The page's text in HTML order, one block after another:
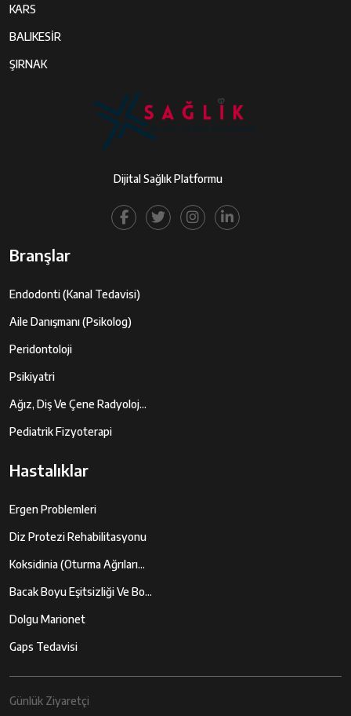
KARS
BALIKESİR
ŞIRNAK
Dijital Sağlık Platformu
Branşlar
Endodonti (Kanal Tedavisi)
Aile Danışmanı (Psikolog)
Peridontoloji
Psikiyatri
Ağız, Diş Ve Çene Radyoloj...
Pediatrik Fizyoterapi
Hastalıklar
Ergen Problemleri
Diz Protezi Rehabilitasyonu
Koksidinia (oturma Ağrıları...
Bacak Boyu Eşitsizliği Ve Bo...
Dolgu Marionet
Gaps Tedavisi
Günlük Ziyaretçi